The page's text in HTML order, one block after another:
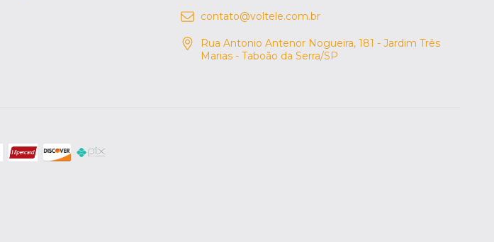
contato@voltele.com.br
Rua Antonio Antenor Nogueira, 181 - Jardim Três
Marias - Taboão da Serra/SP